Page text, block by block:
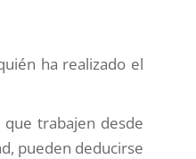
ha realizado el
trabajen desde
pueden deducirse